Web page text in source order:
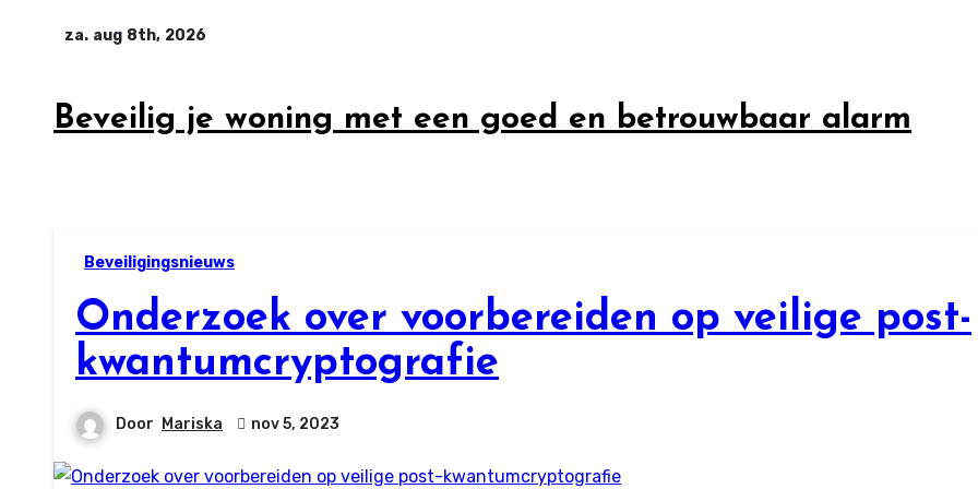
za. aug 8th, 2026
Beveilig je woning met een goed en betrouwbaar alarm
Beveiligingsnieuws
Onderzoek over voorbereiden op veilige post-
kwantumcryptografie
Door Mariska nov 5, 2023